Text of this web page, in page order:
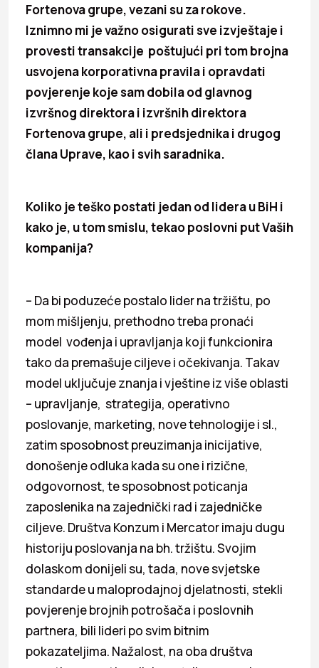
Fortenova grupe, vezani su za rokove.
Iznimno mi je važno osigurati sve izvještaje i
provesti transakcije poštujući pri tom brojna
usvojena korporativna pravila i opravdati
povjerenje koje sam dobila od glavnog
izvršnog direktora i izvršnih direktora
Fortenova grupe, ali i predsjednika i drugog
člana Uprave, kao i svih saradnika.
Koliko je teško postati jedan od lidera u BiH i
kako je, u tom smislu, tekao poslovni put Vaših
kompanija?
– Da bi poduzeće postalo lider na tržištu, po
mom mišljenju, prethodno treba pronaći
model vođenja i upravljanja koji funkcionira
tako da premašuje ciljeve i očekivanja. Takav
model uključuje znanja i vještine iz više oblasti
– upravljanje, strategija, operativno
poslovanje, marketing, nove tehnologije i sl.,
zatim sposobnost preuzimanja inicijative,
donošenje odluka kada su one i rizične,
odgovornost, te sposobnost poticanja
zaposlenika na zajednički rad i zajedničke
ciljeve. Društva Konzum i Mercator imaju dugu
historiju poslovanja na bh. tržištu. Svojim
dolaskom donijeli su, tada, nove svjetske
standarde u maloprodajnoj djelatnosti, stekli
povjerenje brojnih potrošača i poslovnih
partnera, bili lideri po svim bitnim
pokazateljima. Nažalost, na oba društva